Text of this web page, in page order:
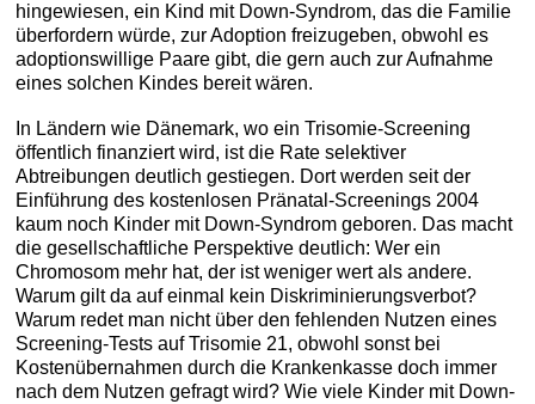
hingewiesen, ein Kind mit Down-Syndrom, das die Familie
überfordern würde, zur Adoption freizugeben, obwohl es
adoptionswillige Paare gibt, die gern auch zur Aufnahme
eines solchen Kindes bereit wären.
In Ländern wie Dänemark, wo ein Trisomie-Screening
öffentlich finanziert wird, ist die Rate selektiver
Abtreibungen deutlich gestiegen. Dort werden seit der
Einführung des kostenlosen Pränatal-Screenings 2004
kaum noch Kinder mit Down-Syndrom geboren. Das macht
die gesellschaftliche Perspektive deutlich: Wer ein
Chromosom mehr hat, der ist weniger wert als andere.
Warum gilt da auf einmal kein Diskriminierungsverbot?
Warum redet man nicht über den fehlenden Nutzen eines
Screening-Tests auf Trisomie 21, obwohl sonst bei
Kostenübernahmen durch die Krankenkasse doch immer
nach dem Nutzen gefragt wird? Wie viele Kinder mit Down-